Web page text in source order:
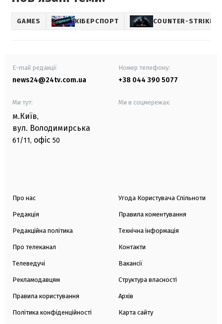
GAMES КІБЕРСПОРТ COUNTER-STRIKE
E-mail редакції
news24@24tv.com.ua
Номер телефону:
+38 044 390 5077
Ми тут:
м.Київ,
вул. Володимирська
61/11, офіс 50
Ми в соцмережах:
Про нас
Редакція
Редакційна політика
Про телеканал
Телеведучі
Рекламодавцям
Правила користування
Політика конфіденційності
Угода Користувача Спільноти
Правила коментування
Технічна інформація
Контакти
Вакансії
Структура власності
Архів
Карта сайту